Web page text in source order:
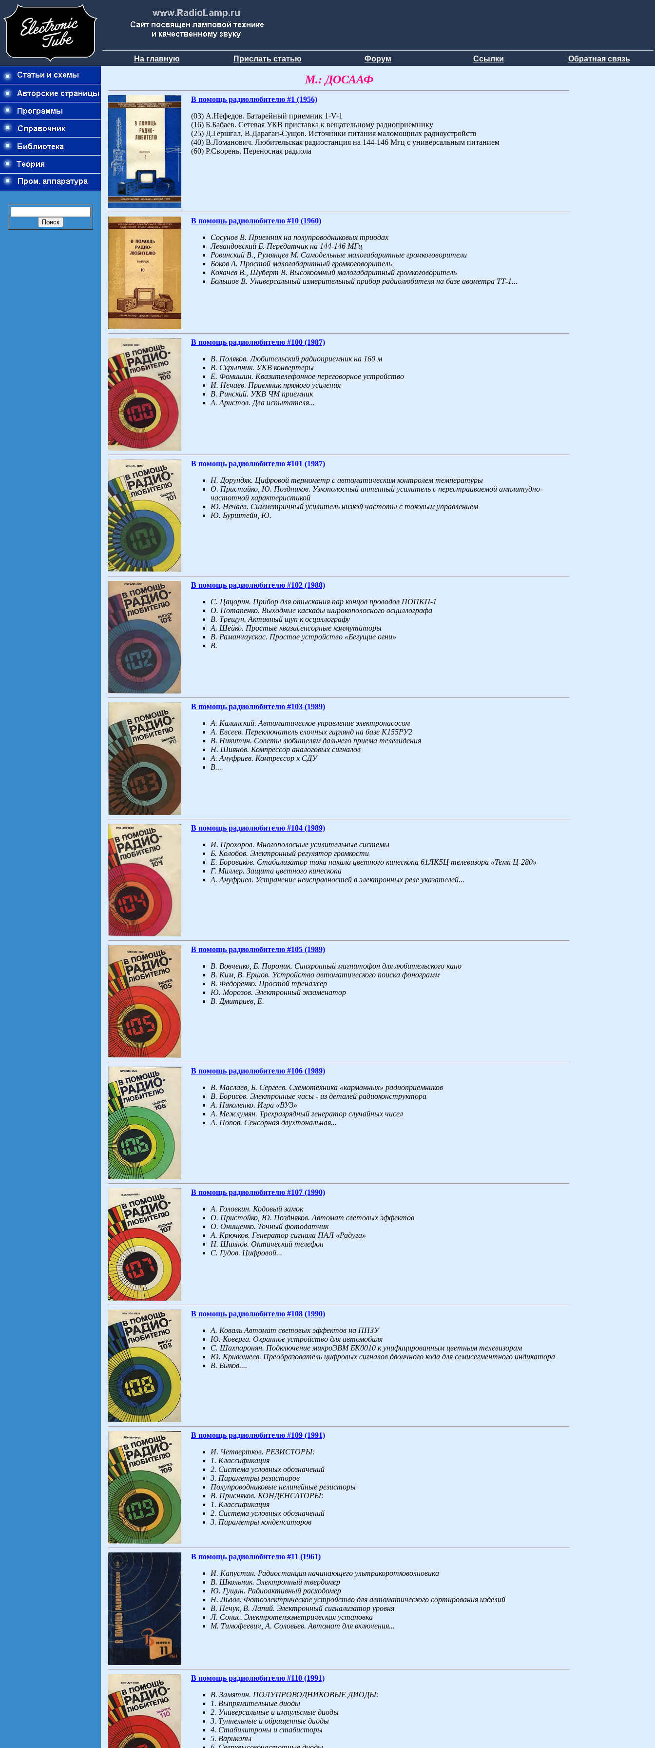
На главную Прислать статью Форум Ссылки Обратная связь
М.: ДОСААФ
В помощь радиолюбителю #1 (1956)
(03) А.Нефедов. Батарейный приемник 1-V-1
(16) Б.Бабаев. Сетевая УКВ приставка к вещательному радиоприемнику
(25) Д.Гершгал, В.Дараган-Сущов. Источники питания маломощных радиоустройств
(40) В.Ломанович. Любительская радиостанция на 144-146 Мгц с универсальным питанием
(60) Р.Сворень. Переносная радиола
В помощь радиолюбителю #10 (1960)
Сосунов В. Приемник на полупроводниковых триодах
Левандовский Б. Передатчик на 144-146 МГц
Ровинский В., Румянцев М. Самодельные малогабаритные громкоговорители
Боков A. Простой малогабаритный громкоговоритель
Кокачев B., Шуберт В. Высокоомный малогабаритный громкоговоритель
Большов В. Универсальный измерительный прибор радиолюбителя на базе авометра ТТ-1...
В помощь радиолюбителю #100 (1987)
В. Поляков. Любительский радиоприемник на 160 м
В. Скрыпник. УКВ конвертеры
Е. Фомишин. Квазителефонное переговорное устройство
И. Нечаев. Приемник прямого усиления
В. Ринский. УКВ ЧМ приемник
А. Аристов. Два испытателя...
В помощь радиолюбителю #101 (1987)
Н. Дорундяк. Цифровой термометр с автоматическим контролем температуры
О. Пристайко, Ю. Поздников. Узкополосный антенный усилитель с перестраиваемой амплитудно-
частотной характеристикой
Ю. Нечаев. Симметричный усилитель низкой частоты с токовым управлением
Ю. Бурштейн, Ю.
В помощь радиолюбителю #102 (1988)
С. Цацорин. Прибор для отыскания пар концов проводов ПОПКП-1
О. Потапенко. Выходные каскады широкополосного осциллографа
В. Трещун. Активный щуп к осциллографу
А. Шейко. Простые квазисенсорные коммутаторы
В. Раманчаускас. Простое устройство «Бегущие огни»
В.
В помощь радиолюбителю #103 (1989)
А. Калинский. Автоматическое управление электронасосом
А. Евсеев. Переключатель елочных гирлянд на базе К155РУ2
В. Никитин. Советы любителям дальнего приема телевидения
Н. Шиянов. Компрессор аналоговых сигналов
А. Ануфриев. Компрессор к СДУ
В....
В помощь радиолюбителю #104 (1989)
И. Прохоров. Многополосные усилительные системы
Б. Колобов. Электронный регулятор громкости
Е. Боровиков. Стабилизатор тока накала цветного кинескопа 61ЛК5Ц телевизора «Темп Ц-280»
Г. Миллер. Защита цветного кинескопа
А. Ануфриев. Устранение неисправностей в электронных реле указателей...
В помощь радиолюбителю #105 (1989)
В. Вовченко, Б. Пороник. Синхронный магнитофон для любительского кино
В. Ким, В. Ершов. Устройство автоматического поиска фонограмм
В. Федоренко. Простой тренажер
Ю. Морозов. Электронный экзаменатор
В. Дмитриев, Е.
В помощь радиолюбителю #106 (1989)
В. Маслаев, Б. Сергеев. Схемотехника «карманных» радиоприемников
В. Борисов. Электронные часы - из деталей радиоконструктора
А. Николенко. Игра «ВУЗ»
А. Межлумян. Трехразрядный генератор случайных чисел
А. Попов. Сенсорная двухтональная...
В помощь радиолюбителю #107 (1990)
А. Головкин. Кодовый замок
О. Пристойко, Ю. Поздняков. Автомат световых эффектов
О. Онищенко. Точный фотодатчик
А. Крючков. Генератор сигнала ПАЛ «Радуга»
Н. Шиянов. Оптический телефон
С. Гудов. Цифровой...
В помощь радиолюбителю #108 (1990)
А. Коваль Автомат световых эффектов на ППЗУ
Ю. Коверга. Охранное устройство для автомобиля
С. Шахпаронян. Подключение микроЭВМ БК0010 к унифицированным цветным телевизорам
Ю. Кривошеев. Преобразователь цифровых сигналов двоичного кода для семисегментного индикатора
В. Быков....
В помощь радиолюбителю #109 (1991)
И. Четвертков. РЕЗИСТОРЫ:
1. Классификация
2. Система условных обозначений
3. Параметры резисторов
Полупроводниковые нелинейные резисторы
В. Присняков. КОНДЕНСАТОРЫ:
1. Классификация
2. Система условных обозначений
3. Параметры конденсаторов
В помощь радиолюбителю #11 (1961)
И. Капустин. Радиостанция начинающего ультракоротковолновика
В. Школьник. Электронный твердомер
Ю. Гущин. Радиоактивный расходомер
Н. Львов. Фотоэлектрическое устройство для автоматического сортирования изделий
В. Печук, В. Лапий. Электронный сигнализатор уровня
Л. Сонис. Электротензометрическая установка
М. Тимофеевич, А. Соловьев. Автомат для включения...
В помощь радиолюбителю #110 (1991)
В. Замятин. ПОЛУПРОВОДНИКОВЫЕ ДИОДЫ:
1. Выпрямительные диоды
2. Универсальные и импульсные диоды
3. Туннельные и обращенные диоды
4. Стабилитроны и стабисторы
5. Варикапы